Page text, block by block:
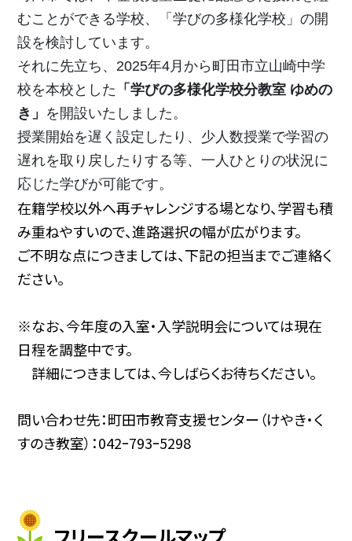
むことができる学校、「学びの多様化学校」の開
設を検討しています。
それに先立ち、2025年4月から町田市立山崎中学
校を本校とした 「学びの多様化学校分教室 ゆめの
き」 を開設いたしました。
授業開始を遅く設定したり、少人数授業で学習の
遅れを取り戻したりする等、一人ひとりの状況に
応じた学びが可能です。
在籍学校以外へ再チャレンジする場となり、学習も積
み重ねやすいので、進路選択の幅が広がります。
ご不明な点につきましては、下記の担当までご連絡く
ださい。
※なお、今年度の入室・入学説明会については現在
日程を調整中です。
詳細につきましては、今しばらくお待ちください。
問い合わせ先：町田市教育支援センター（けやき・く
すのき教室）：042ｰ793ｰ5298